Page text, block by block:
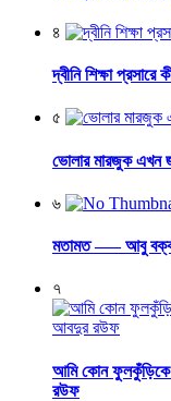
৪
দ্বীনি শিক্ষা
৫
ভোলার মারজুক এখন
৬
মতামত —– আবু
৭
আমি কোন ফুলকুঁড়িকে
রউফ